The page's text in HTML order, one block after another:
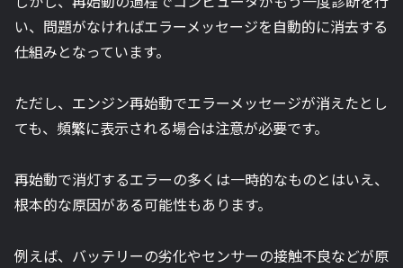
い、問題がなければエラーメッセージを自動的に消去する
仕組みとなっています。
ただし、エンジン再始動でエラーメッセージが消えたとし
ても、頻繁に表示される場合は注意が必要です。
再始動で消灯するエラーの多くは一時的なものとはいえ、
根本的な原因がある可能性もあります。
例えば、バッテリーの劣化やセンサーの接触不良などが原